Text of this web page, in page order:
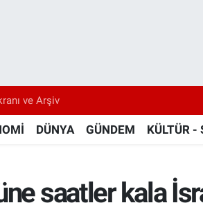
ve Arşiv
DÜNYA GÜNDEM KÜLTÜR -
saatler kala